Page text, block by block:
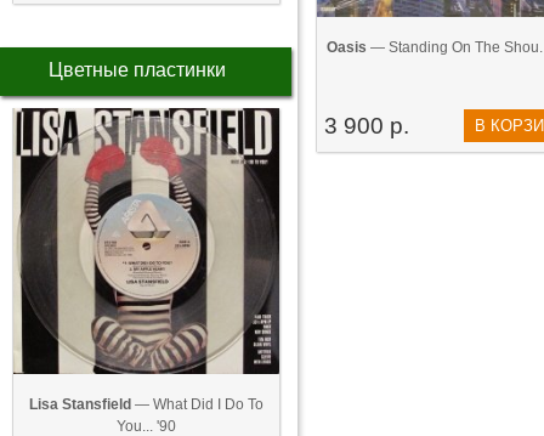
Цветные пластинки
Lisa Stansfield — What Did I Do To
You... '90
Oasis — Standing On The
3 900 р. В